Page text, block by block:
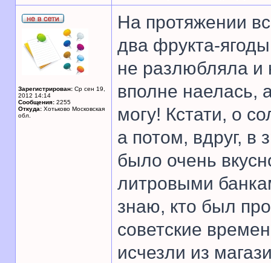
Зарегистрирован: Ср сен 19,
2012 14:14
Сообщения: 2255
Откуда: Хотьково Московская
обл.
На протяжении
два фрукта-
не разлюбляла
вполне наелась,
могу! Кстати, о
а потом, вдруг, в
было очень
литровыми
знаю, кто был
советские
исчезли из